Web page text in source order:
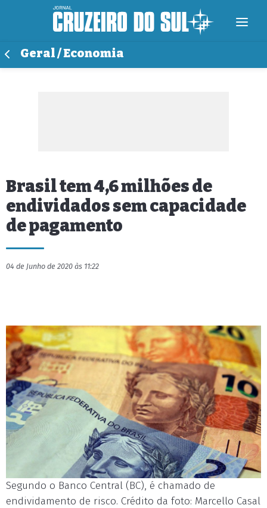
Geral / Economia
Brasil tem 4,6 milhões de
endividados sem capacidade
de pagamento
04 de Junho de 2020 às 11:22
Segundo o Banco Central (BC), é chamado de
endividamento de risco. Crédito da foto: Marcello Casal